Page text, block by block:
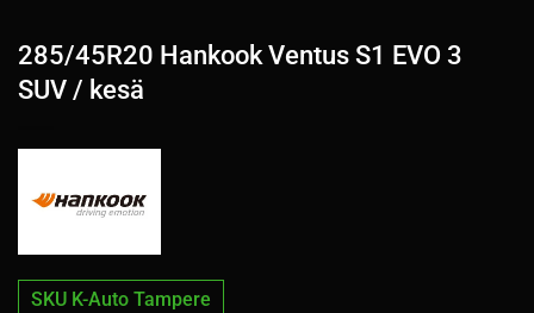
285/45R20 Hankook Ventus S1 EVO 3
SUV / kesä
SKU K-Auto Tampere